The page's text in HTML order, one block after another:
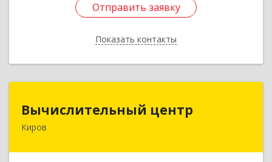
Отправить заявку
Показать контакты
Отправить заявку
Назад
Вычислительный центр
Киров
Вычислительный центр
610002, Кировская обл, Киров г, Ленина ул, дом